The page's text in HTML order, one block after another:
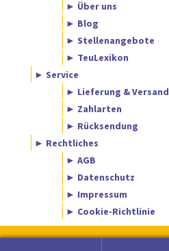
► Über uns
► Blog
► Stellenangebote
► TeuLexikon
► Service
► Lieferung & Versand
► Zahlarten
► Rücksendung
► Rechtliches
► AGB
► Datenschutz
► Impressum
► Cookie-Richtlinie